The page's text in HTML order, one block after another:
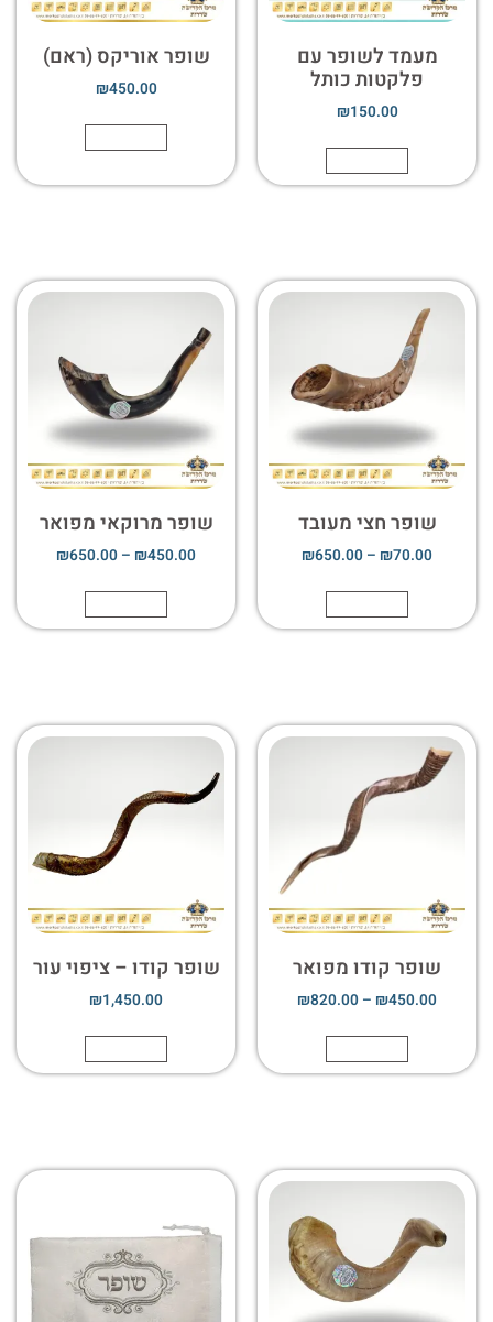
מעמד לשופר עם
פלקטות כותל
₪150.00
שופר אוריקס (ראם)
₪450.00
שופר חצי מעובד
₪70.00
–
₪650.00
שופר מרוקאי מפואר
₪450.00
–
₪650.00
שופר קודו מפואר
₪450.00
–
₪820.00
שופר קודו – ציפוי עור
₪1,450.00